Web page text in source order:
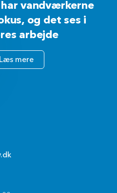
har vandværkerne
og det ses i
arbejde
Læs mere